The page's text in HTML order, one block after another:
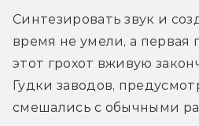
Синтезировать звук и
время не умели, а первая
этот грохот вживую
Гудки заводов,
смешались с обычными